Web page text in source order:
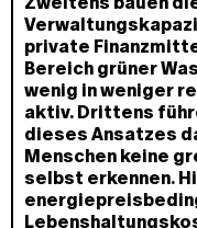
private
Bereich grüner
wenig in weniger
aktiv. Drittens
dieses Ansatzes
Menschen keine
selbst erkennen.